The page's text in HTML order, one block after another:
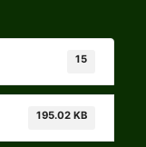
15
195.02 KB